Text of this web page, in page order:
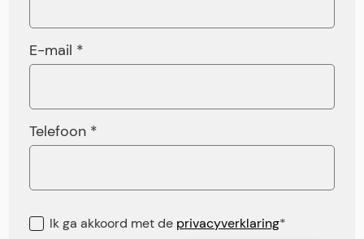
E-mail *
Telefoon *
Ik ga akkoord met de privacyverklaring*